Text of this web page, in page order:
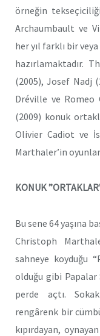
örneğin
Archaumbault ve
her yıl farklı bir
hazırlamaktadır.
(2005), Josef Nadj
Dréville ve Romeo
(2009) konuk
Olivier Cadiot ve
Marthaler’in
KONUK
Bu sene 64 yaşına
Christoph
sahneye koyduğu
olduğu gibi Papalar
perde açtı.
rengârenk bir
kıpırdayan,